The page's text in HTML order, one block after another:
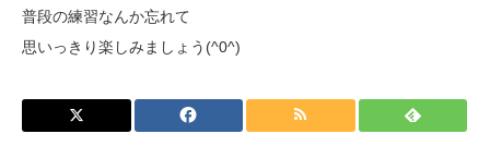
普段の練習なんか忘れて
思いっきり楽しみましょう(^0^)